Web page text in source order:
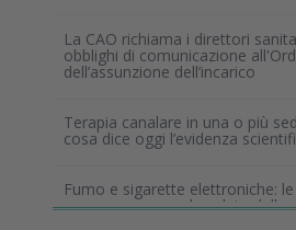
La CAO richiama i direttori
obblighi di comunicazione
dell’assunzione dell’incarico
Terapia canalare in una o più
cosa dice oggi l’evidenza
Fumo e sigarette elettroniche: le
conseguenze per la salute delle